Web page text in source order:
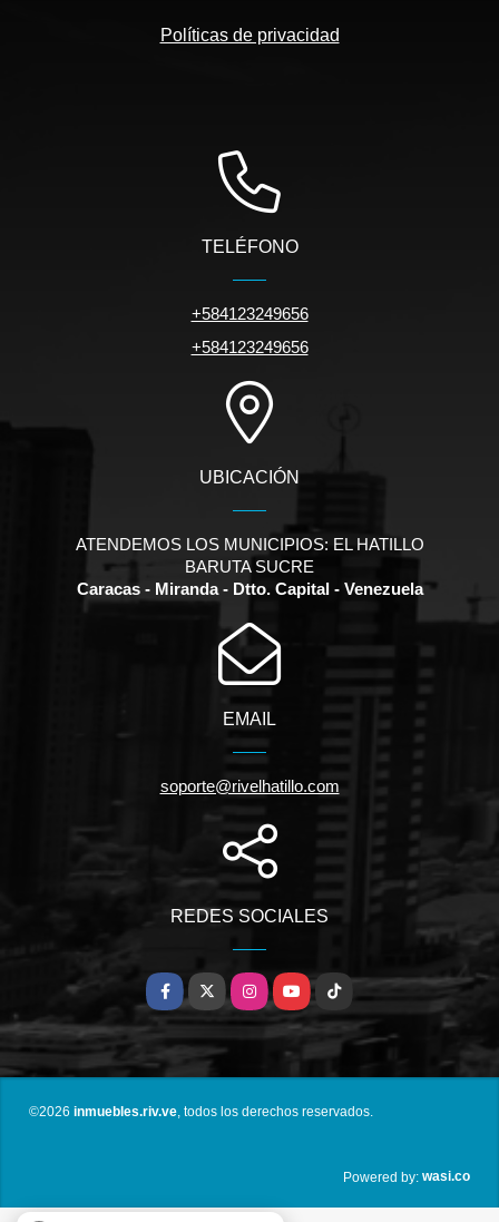
Políticas de privacidad
TELÉFONO
+584123249656
+584123249656
UBICACIÓN
ATENDEMOS LOS MUNICIPIOS: EL HATILLO
BARUTA SUCRE
Caracas - Miranda - Dtto. Capital - Venezuela
EMAIL
soporte@rivelhatillo.com
REDES SOCIALES
Facebook
X InstagramYouTubeTikTok
©2026 inmuebles.riv.ve, todos los derechos reservados.
Powered by: wasi.co